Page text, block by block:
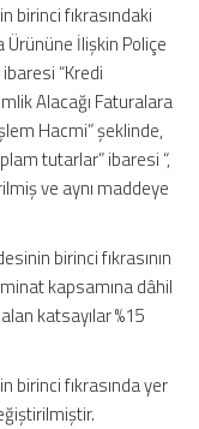
birinci fıkrasındaki
İlişkin Poliçe
ibaresi “Kredi
Alacağı Faturalara
Hacmi” şeklinde,
tutarlar” ibaresi “,
ve aynı maddeye
birinci fıkrasının
kapsamına dâhil
katsayılar %15
birinci fıkrasında yer